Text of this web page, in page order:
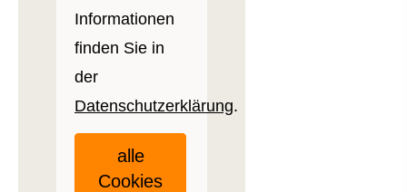
Informationen
finden Sie in
der
Datenschutzerklärung.
alle
Cookies